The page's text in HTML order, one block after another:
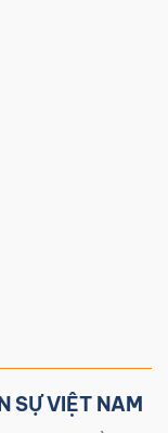
SỰ VIỆT NAM